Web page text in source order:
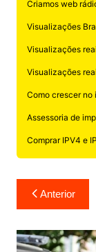
Criamos web
Visualizações
Visualizações
Visualizações
Como crescer no
Assessoria de
Comprar IPV4 e
Navegação
de
Post
Anterior